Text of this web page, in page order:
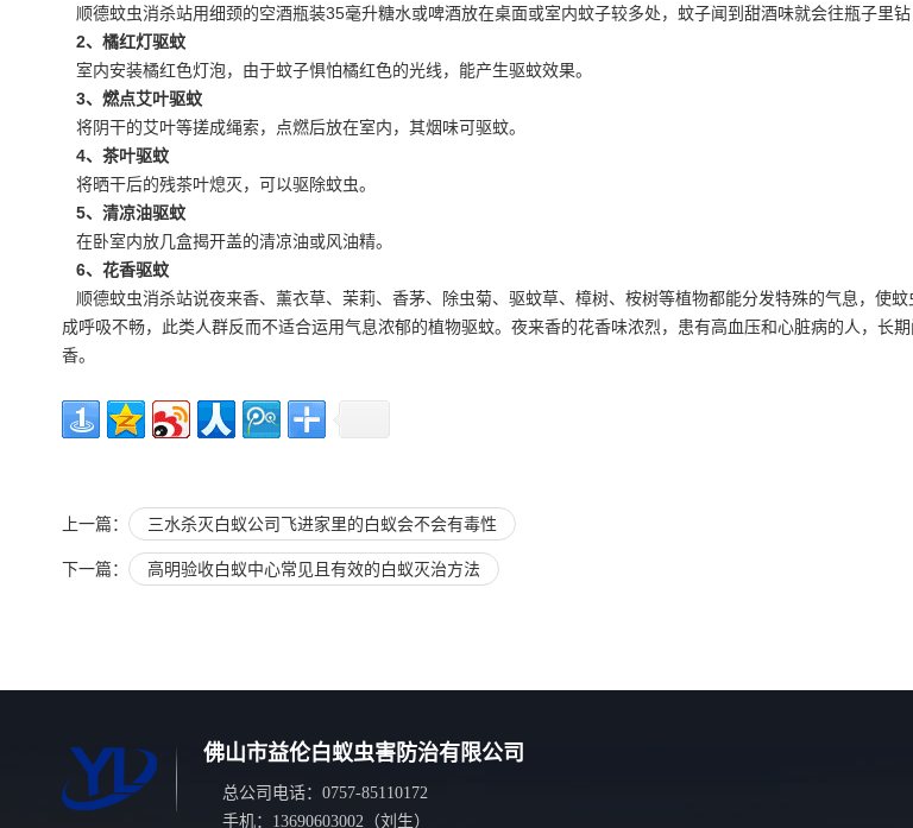
顺德蚊虫消杀站用细颈的空酒瓶装35毫升糖水或啤酒放在桌面或室内蚊子较多处，蚊子闻到甜酒味就会往瓶子里钻
2、橘红灯驱蚊
室内安装橘红色灯泡，由于蚊子惧怕橘红色的光线，能产生驱蚊效果。
3、燃点艾叶驱蚊
将阴干的艾叶等搓成绳索，点燃后放在室内，其烟味可驱蚊。
4、茶叶驱蚊
将晒干后的残茶叶熄灭，可以驱除蚊虫。
5、清凉油驱蚊
在卧室内放几盒揭开盖的清凉油或风油精。
6、花香驱蚊
顺德蚊虫消杀站说夜来香、薰衣草、茉莉、香茅、除虫菊、驱蚊草、樟树、桉树等植物都能分发特殊的气息，使
成呼吸不畅，此类人群反而不适合运用气息浓郁的植物驱蚊。夜来香的花香味浓烈，患有高血压和心脏病的人，长
香。
上一篇： 三水杀灭白蚁公司飞进家里的白蚁会不会有毒性
下一篇： 高明验收白蚁中心常见且有效的白蚁灭治方法
佛山市益伦白蚁虫害防治有限公司
总公司电话：0757-85110172
手机：13690603002（刘生）